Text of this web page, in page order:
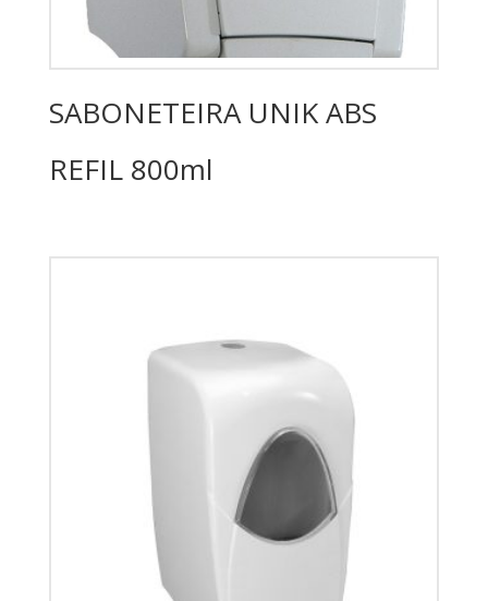
SABONETEIRA UNIK ABS
REFIL 800ml